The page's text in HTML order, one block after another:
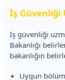
İş Güvenliği
İş güvenliği
Bakanlığı
bakanlığın
Uygun